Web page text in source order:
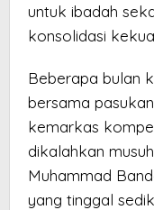
untuk ibadah
konsolidasi
Beberapa bulan
bersama
kemarkas
dikalahkan
Muhammad
yang tinggal